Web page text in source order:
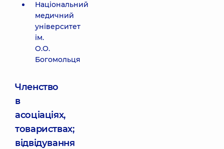
Національний
медичний
університет
ім.
О.О.
Богомольця
Членство
в
асоціаціях,
товариствах;
відвідування